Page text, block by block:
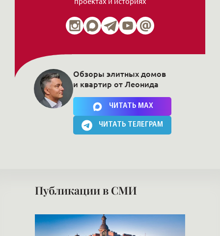
Нажимая на кнопку, Вы соглашаетесь c политикой сайта
Обзоры элитных домов
и квартир от Леонида
ЧИТАТЬ MAX
ЧИТАТЬ ТЕЛЕГРАМ
Публикации в СМИ